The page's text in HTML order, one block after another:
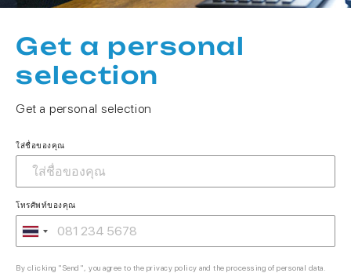
Get a personal
selection
Get a personal selection
ใส่ชื่อของคุณ
โทรศัพท์ของคุณ
By clicking "Send", you agree to the privacy policy and the processing of personal data.